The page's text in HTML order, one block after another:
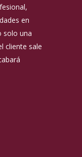
en
solo una
cliente sale